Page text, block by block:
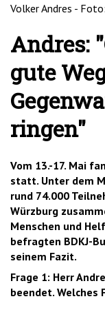
Volker Andres -
Andres:
gute
ringen"
Vom 13.-17. Mai
statt. Unter dem
rund 74.000
Würzburg
Menschen und
befragten BDKJ-
seinem Fazit.
Frage 1: Herr
beendet. Welches